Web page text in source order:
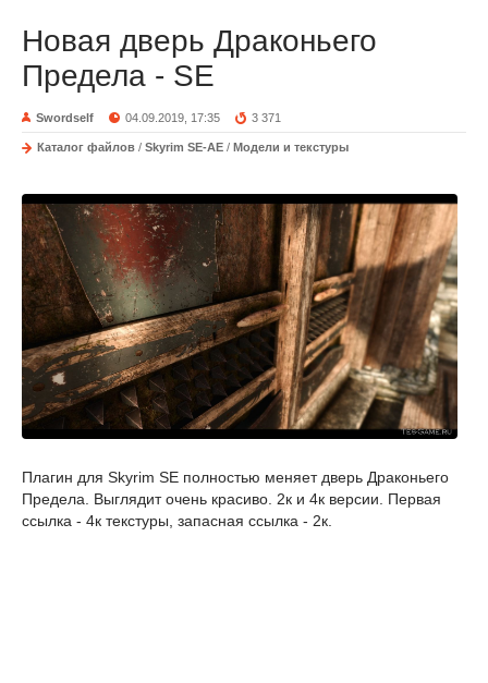
Новая дверь Драконьего
Предела - SE
Swordself 04.09.2019, 17:35 3 371
Каталог файлов / Skyrim SE-AE / Модели и текстуры
Плагин для Skyrim SE полностью меняет дверь Драконьего
Предела. Выглядит очень красиво. 2к и 4к версии. Первая
ссылка - 4к текстуры, запасная ссылка - 2к.